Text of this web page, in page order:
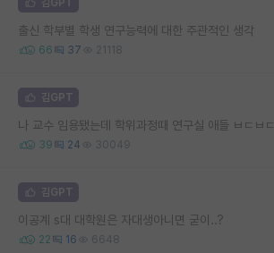
출신 학부별 학생 연구능력에 대한 주관적인 생각
66 37 21118
김GPT
나 교수 임용됐는데 학위과정때 연구실 애들 ㅂㄷㅂㄷ
39 24 30049
김GPT
이공계 s대 대학원은 자대생아니면 굳이..?
22 16 6648